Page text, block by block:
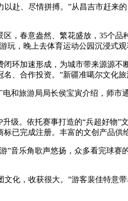
、尽情拼搏。”从昌吉市赶来
春意盎然、繁花盛放，35个品
，晚上去体育运动公园沉浸式观
加速形成，为城市带来源源不
、合作投资。”新疆准噶尔文化
旅游局局长侯宝寅介绍，师市
。依托赛事打造的“兵超好物”
完成注册。丰富的文创产品供给
乐角歌声悠扬，众多看完球赛
化，收获很大。”游客裴佳特意